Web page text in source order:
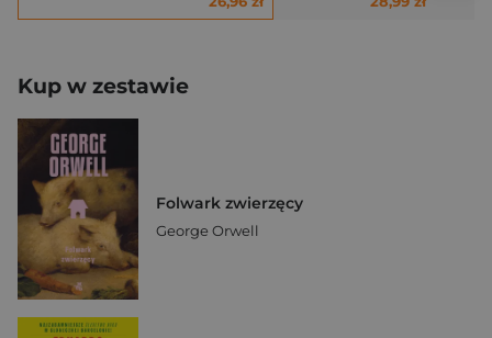
Kup w zestawie
Folwark zwierzęcy
George Orwell